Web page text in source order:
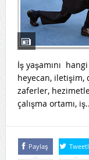
İş yaşamını
heyecan, iletişim,
zaferler,
çalışma ortamı,
Paylaş